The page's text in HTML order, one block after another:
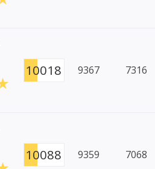
10018 9367 7316
10088 9359 7068